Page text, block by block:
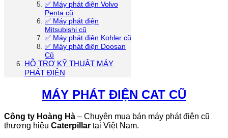
✅ Máy phát điện Volvo
Penta cũ
✅ Máy phát điện
Mitsubishi cũ
✅ Máy phát điện Kohler cũ
✅ Máy phát điện Doosan
Cũ
HỖ TRỢ KỸ THUẬT MÁY
PHÁT ĐIỆN
MÁY PHÁT ĐIỆN CAT CŨ
Công ty Hoàng Hà – Chuyên mua bán máy phát điện cũ
thương hiệu Caterpillar tại Việt Nam.